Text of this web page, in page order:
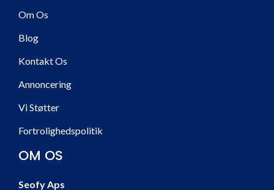
Om Os
Blog
Kontakt Os
Annoncering
Vi Støtter
Fortrolighedspolitik
OM OS
Seofy Aps